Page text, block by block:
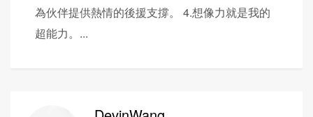
為伙伴提供熱情的後援支撐。 4.想像力就是我的
超能力。...